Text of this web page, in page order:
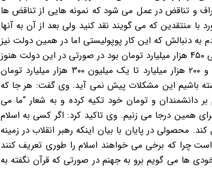
و تناقض در عمل می شود که نمونه هایی از تناقض ها
منتقدین که می گویند نقد کنید ولی بعد از آن به آنها
دنبالش که این کار پوپولیستی اما در همین دولت نیز
انجام می شود، مشاهده کرد که اینها تناقض است. محصولی ادامه داد: در دولت قبل نقدینگی ۴۵۰ هزار میلیارد تومان بود در صورتی در این دولت هنوز
عمرش تمام نشده میزان نقدینگی بین ۱۲۰۰ تا ۱۳۰۰ هزار میلیارد تومان، معادل یک میلیون و ۲۰۰ هزار میلیارد تا یک میلیون ۳۰۰ هزار میلیارد تومان
باشیم این مشکلات پیش نمی آید. وی گفت: هر جا که
دانشمندان و تومان خود تکیه کرده و به شعار “ما می
همین درجا می زنیم. وی تاکید کرد: اگر کسی به اسلام
محصولی در پایان با بیان اینکه رهبر انقلاب در زمینه
چرا که برخی می خواهند اسلام را طوری تعریف کنند
ها می گویم برو به جهنم در صورتی که قرآن نگفته به